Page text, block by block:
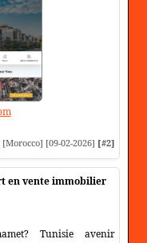
[Morocco] [09-02-2026] [#2]
en vente immobilier
Tunisie avenir